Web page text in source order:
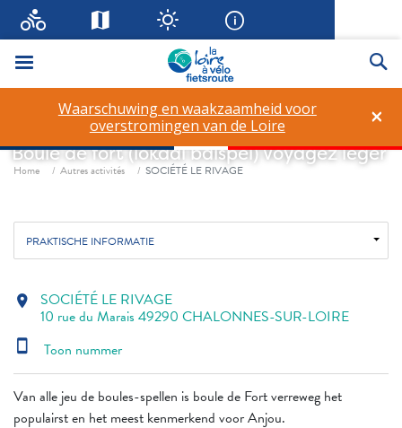
Menu
×
Waarschuwing en waakzaamheid voor
overstromingen van de Loire
SOCIÉTÉ LE RIVAGE
Boule de fort (lokaal balspel)Voyagez léger
Fil d'ariane
Home Autres activités SOCIÉTÉ LE RIVAGE
PRAKTISCHE INFORMATIE
Van alle jeu de boules-spellen is boule de Fort verreweg het
populairst en het meest kenmerkend voor Anjou.
location_on SOCIÉTÉ LE RIVAGE
10 rue du Marais 49290 CHALONNES-SUR-LOIRE
smartphone Toon nummer